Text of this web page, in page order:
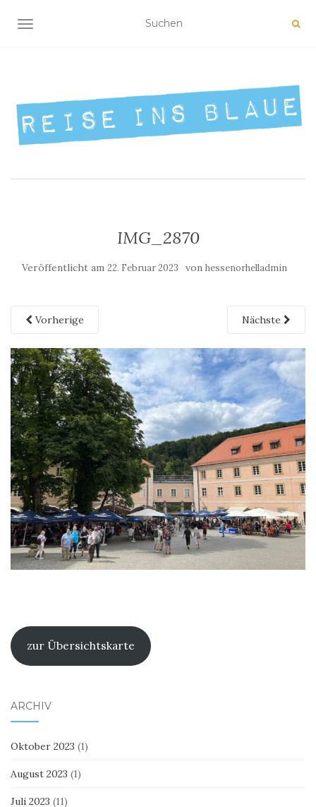
NAVIGATION UMSCHALTEN
IMG_2870
Veröffentlicht am 22. Februar 2023 von hessenorhelladmin
Vorherige Nächste
zur Übersichtskarte
ARCHIV
Oktober 2023 (1)
August 2023 (1)
Juli 2023 (11)